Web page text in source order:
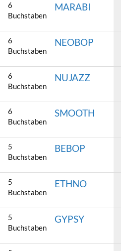
6
Buchstaben
MARABI
6
Buchstaben
NEOBOP
6
Buchstaben
NUJAZZ
6
Buchstaben
SMOOTH
5
Buchstaben
BEBOP
5
Buchstaben
ETHNO
5
Buchstaben
GYPSY